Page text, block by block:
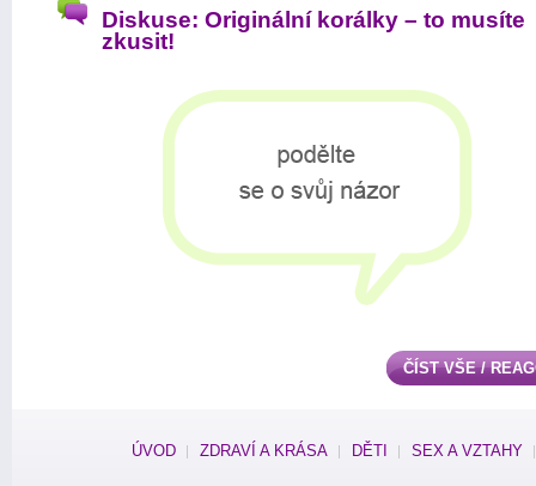
Diskuse: Originální korálky – to musíte
zkusit!
ČÍST VŠE /
ÚVOD ZDRAVÍ A KRÁSA DĚTI SEX A VZTAHY